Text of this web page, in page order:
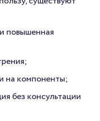
повышенная
на компоненты;
без консультации